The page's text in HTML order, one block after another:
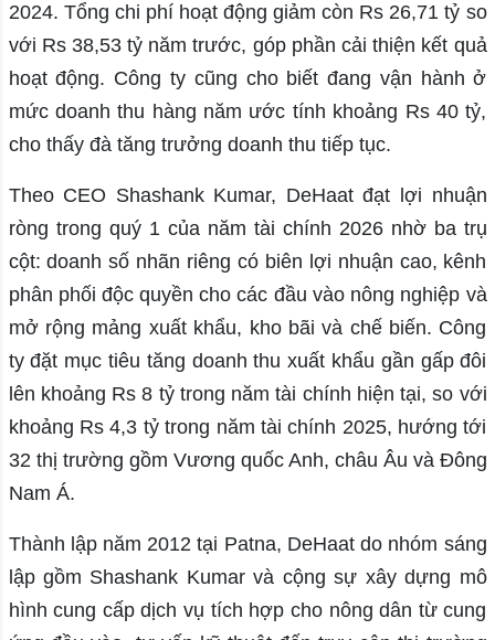
2024. Tổng chi phí hoạt động giảm còn Rs 26,71 tỷ so
với Rs 38,53 tỷ năm trước, góp phần cải thiện kết quả
hoạt động. Công ty cũng cho biết đang vận hành ở
mức doanh thu hàng năm ước tính khoảng Rs 40 tỷ,
cho thấy đà tăng trưởng doanh thu tiếp tục.
Theo CEO Shashank Kumar, DeHaat đạt lợi nhuận
ròng trong quý 1 của năm tài chính 2026 nhờ ba trụ
cột: doanh số nhãn riêng có biên lợi nhuận cao, kênh
phân phối độc quyền cho các đầu vào nông nghiệp và
mở rộng mảng xuất khẩu, kho bãi và chế biến. Công
ty đặt mục tiêu tăng doanh thu xuất khẩu gần gấp đôi
lên khoảng Rs 8 tỷ trong năm tài chính hiện tại, so với
khoảng Rs 4,3 tỷ trong năm tài chính 2025, hướng tới
32 thị trường gồm Vương quốc Anh, châu Âu và Đông
Nam Á.
Thành lập năm 2012 tại Patna, DeHaat do nhóm sáng
lập gồm Shashank Kumar và cộng sự xây dựng mô
hình cung cấp dịch vụ tích hợp cho nông dân từ cung